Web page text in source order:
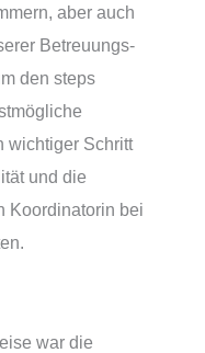
aber auch
Betreuungs-
den steps
wichtiger Schritt
und die
Koordinatorin bei
war die